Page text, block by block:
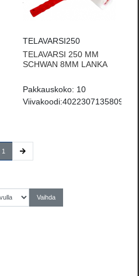
TELAVARSI250
TELAVARSI 250 MM
SCHWAN 8MM LANKA
Pakkauskoko: 10
Viivakoodi:4022307135809
1 (current)